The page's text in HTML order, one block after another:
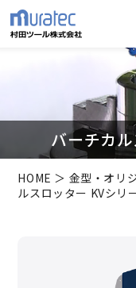
バーチカ
HOME ＞ 金型・オリ
ルスロッター KVシリー